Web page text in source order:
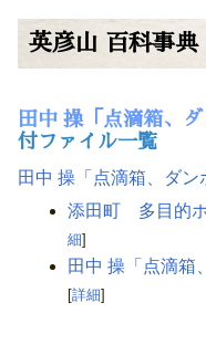
英彦山 百科事典
田中 操「点滴箱、
付ファイル一覧
田中 操「点滴箱、ダン
添田町 多目的
細]
田中 操「点滴箱
[詳細]